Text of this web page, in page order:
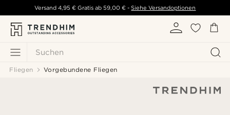
Suchen
Versand 4,95 € Gratis ab59,00 € - Siehe Versandoptionen
Fliegen Vorgebundene Fliegen